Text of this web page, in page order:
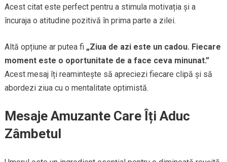
Acest citat este perfect pentru a stimula motivația și a
încuraja o atitudine pozitivă în prima parte a zilei.
Altă opțiune ar putea fi „Ziua de azi este un cadou. Fiecare
moment este o oportunitate de a face ceva minunat.”
Acest mesaj îți reamintește să apreciezi fiecare clipă și să
abordezi ziua cu o mentalitate optimistă.
Mesaje Amuzante Care Îți Aduc
Zâmbetul